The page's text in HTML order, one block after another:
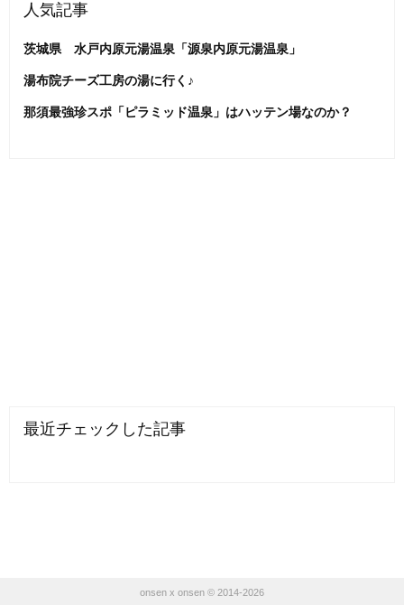
人気記事
茨城県 水戸内原元湯温泉「源泉内原元湯温泉」
湯布院チーズ工房の湯に行く♪
那須最強珍スポ「ピラミッド温泉」はハッテン場なのか？
最近チェックした記事
onsen x onsen © 2014-2026